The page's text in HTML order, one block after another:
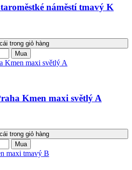
náměstí tmavý K
cái trong giỏ hàng
Mua
Kmen maxi světlý A
cái trong giỏ hàng
Mua